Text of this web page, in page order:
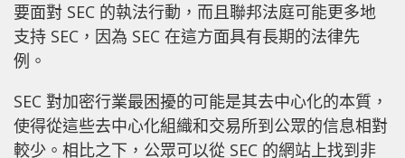
要面對 SEC 的執法行動，而且聯邦法庭可能更多地
支持 SEC，因為 SEC 在這方面具有長期的法律先
例。
SEC 對加密行業最困擾的可能是其去中心化的本質，
使得從這些去中心化組織和交易所到公眾的信息相對
較少。相比之下，公眾可以從 SEC 的網站上找到非